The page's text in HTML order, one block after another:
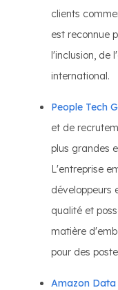
clients
est reconnue
l'inclusion, de
international.
People Tech
et de
plus grandes
L'entreprise
développeurs
qualité et
matière
pour des
Amazon Data